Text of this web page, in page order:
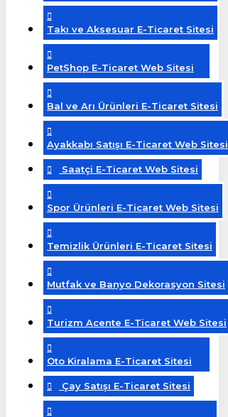
Takı ve Aksesuar E-Ticaret Sitesi
PetShop E-Ticaret Web Sitesi
Bal ve Arı Ürünleri E-Ticaret Sitesi
Ayakkabı Satışı E-Ticaret Web Sitesi
Saatçi E-Ticaret Web Sitesi
Spor Ürünleri E-Ticaret Web Sitesi
Temizlik Ürünleri E-Ticaret Sitesi
Mutfak ve Banyo Dekorasyon Sitesi
Turizm Acente E-Ticaret Web Sitesi
Oto Kiralama E-Ticaret Sitesi
Çay Satışı E-Ticaret Sitesi